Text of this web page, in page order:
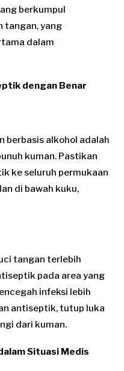
berkumpul
tangan, yang
dalam
dengan Benar
berbasis alkohol adalah
kuman. Pastikan
ke seluruh permukaan
di bawah kuku,
tangan terlebih
pada area yang
infeksi lebih
antiseptik, tutup luka
dari kuman.
Situasi Medis